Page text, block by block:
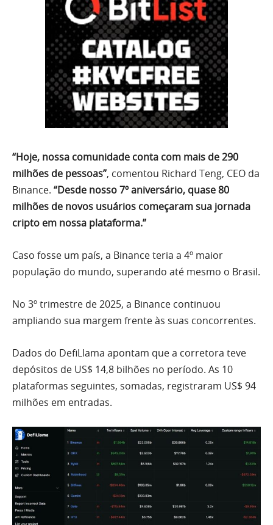
“Hoje, nossa comunidade conta com mais de 290
milhões de pessoas”, comentou Richard Teng, CEO da
Binance. “Desde nosso 7º aniversário, quase 80
milhões de novos usuários começaram sua jornada
cripto em nossa plataforma.”
Caso fosse um país, a Binance teria a 4º maior
população do mundo, superando até mesmo o Brasil.
No 3º trimestre de 2025, a Binance continuou
ampliando sua margem frente às suas concorrentes.
Dados do DefiLlama apontam que a corretora teve
depósitos de US$ 14,8 bilhões no período. As 10
plataformas seguintes, somadas, registraram US$ 94
milhões em entradas.